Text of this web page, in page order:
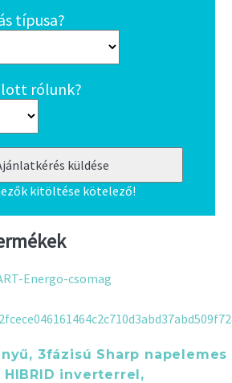
típusa?
rólunk?
kitöltése kötelező!
3fázisú Sharp napelemes
inverterrel,